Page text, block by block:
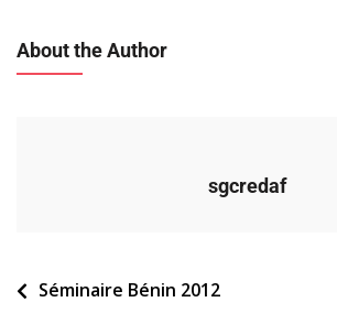
About the Author
sgcredaf
Navigation
Séminaire Bénin 2012